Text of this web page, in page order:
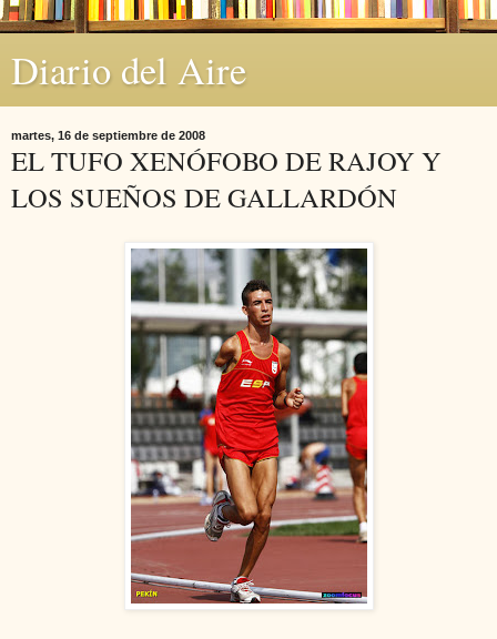
Diario del Aire
martes, 16 de septiembre de 2008
EL TUFO XENÓFOBO DE RAJOY Y
LOS SUEÑOS DE GALLARDÓN